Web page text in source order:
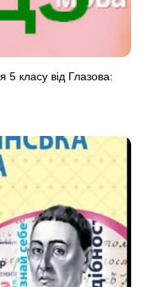
5 класу від Глазова: